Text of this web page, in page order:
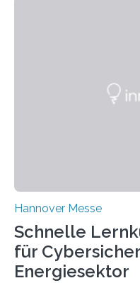
they will present their
Hannover Messe
Schnelle
für
Energiesektor